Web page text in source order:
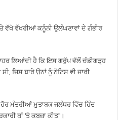
ਵੱਖੋ ਵੱਖਰੀਆਂ ਕਨੂੰਨੀ ਉਲੰਘਣਾਵਾਂ ਦੇ ਗੰਭੀਰ
ਲਿਆਂਦੀ ਹੈ ਕਿ ਇਸ ਗਰੁੱਪ ਵੱਲੋਂ ਚੰਡੀਗੜ੍ਹ
ਜਿਸ ਬਾਰੇ ਉਨਾਂ ਨੂੰ ਨੋਟਿਸ ਵੀ ਜਾਰੀ
ਮੰਤਰੀਆਂ ਮੁਤਾਬਕ ਜਲੰਧਰ ਵਿੱਚ ਹਿੰਦ
ਥਾਂ ‘ਤੇ ਕਬਜ਼ਾ ਕੀਤਾ।